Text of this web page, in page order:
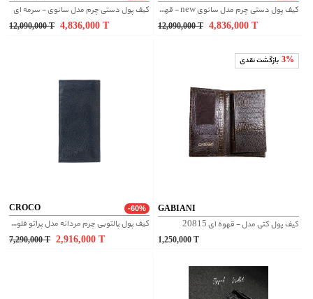
کیف پول دستی چرم مدل سانوی - سرمه ای
12,090,000 T 4,836,000
کیف پول دستی چرم مدل سانوی new - قهوه ای
12,090,000 T 4,836,000
CROCO -60%
کیف پول پالتویی چرم مردانه مدل پراتو فلوتر - مشکی
7,290,000 T 2,916,000
3% بازگشت نقدی
GABIANI
کیف پول کتی مدل - قهوه ای 20815
1,250,000